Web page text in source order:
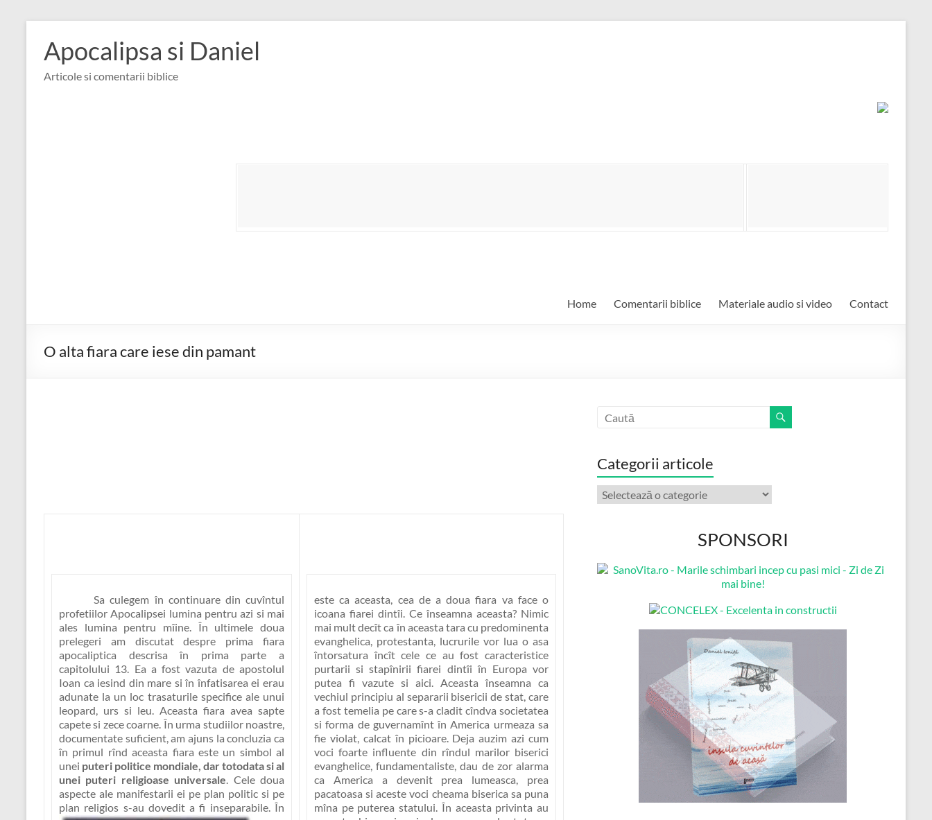
content
Apocalipsa si Daniel
Articole si comentarii biblice
Home Comentarii biblice Materiale audio si video Contact
O alta fiara care iese din pamant
Sa culegem în continuare din cuvîntul
profetiilor Apocalipsei lumina pentru azi si mai
ales lumina pentru mîine. În ultimele doua
prelegeri am discutat despre prima fiara
apocaliptica descrisa în prima parte a
capitolului 13. Ea a fost vazuta de apostolul
Ioan ca iesind din mare si în înfatisarea ei erau
adunate la un loc trasaturile specifice ale unui
leopard, urs si leu. Aceasta fiara avea sapte
capete si zece coarne. În urma studiilor noastre,
documentate suficient, am ajuns la concluzia ca
în primul rînd aceasta fiara este un simbol al
unei puteri politice mondiale, dar totodata si al
unei puteri religioase universale. Cele doua
aspecte ale manifestarii ei pe plan politic si pe
plan religios s-au dovedita fi inseparabile. În
este ca aceasta, cea de a doua fiara va face o
icoana fiarei dintîi. Ce înseamna aceasta? Nimic
mai mult decît ca în aceasta tara cu predominenta
evanghelica, protestanta, lucrurile vor lua o asa
întorsatura încît cele ce au fost caracteristice
purtarii si stapînirii fiarei dintîi în Europa vor
putea fi vazute si aici. Aceasta înseamna ca
vechiul principiu al separarii bisericii de stat, care
a fost temelia pe care s-a cladit cîndva societatea
si forma de guvernamînt în America urmeaza sa
fie violat, calcat în picioare. Deja auzim azi cum
voci foarte influente din rîndul marilor biserici
evanghelice, fundamentaliste, dau de zor alarma
ca America a devenit prea lumeasca, prea
pacatoasa si aceste voci cheama biserica sa puna
mîna pe puterea statului. În aceasta privinta au
Categorii articole
Categorii
articole
SPONSORI